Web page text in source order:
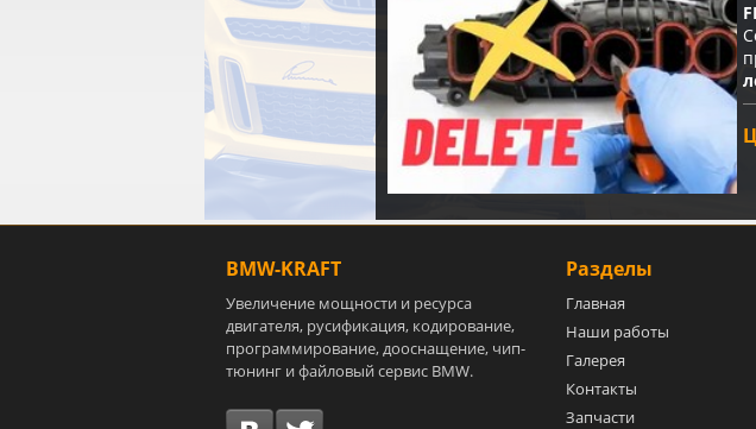
BMW-KRAFT
Увеличение мощности и ресурса
двигателя, русификация, кодирование,
программирование, дооснащение, чип-
тюнинг и файловый сервис BMW.
Разделы
Главная
Наши работы
Галерея
Контакты
Запчасти